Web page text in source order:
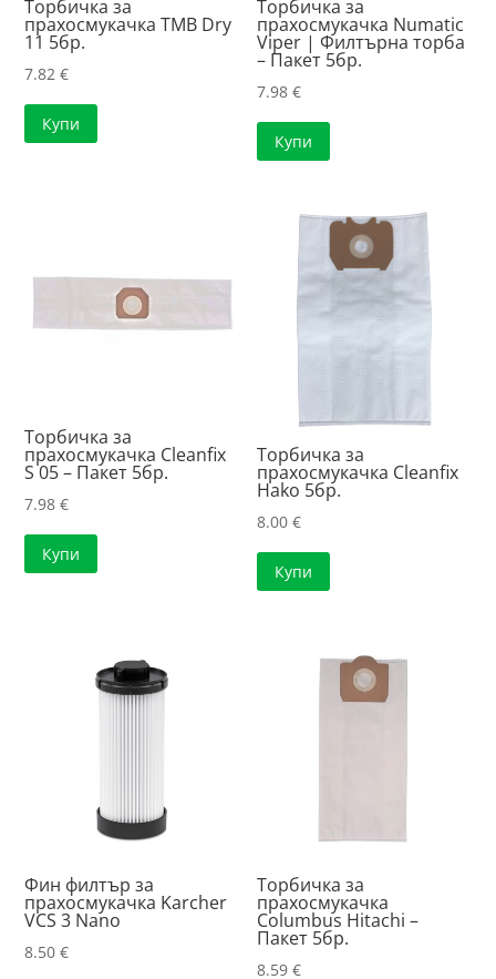
Торбичка за
прахосмукачка TMB Dry
11 5бр.
7.82€
Купи
Торбичка за
прахосмукачка Numatic
Viper | Филтърна торба
– Пакет 5бр.
7.98€
Купи
Торбичка за
прахосмукачка Cleanfix
S 05 – Пакет 5бр.
7.98€
Купи
Торбичка за
прахосмукачка Cleanfix
Hako 5бр.
8.00€
Купи
Фин филтър за
прахосмукачка Karcher
VCS 3 Nano
8.50€
Торбичка за
прахосмукачка
Columbus Hitachi –
Пакет 5бр.
8.59€